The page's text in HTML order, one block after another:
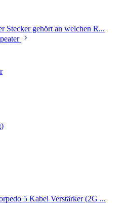
Stecker gehört an welchen R...
5 Kabel Verstärker (2G ...